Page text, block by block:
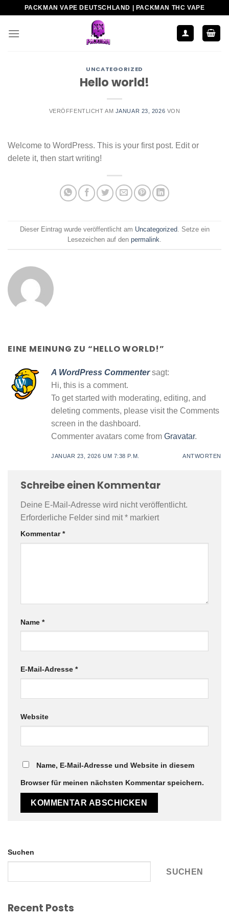
springen
PACKMAN VAPE DEUTSCHLAND | PACKMAN THC VAPE
UNCATEGORIZED
Hello world!
VERÖFFENTLICHT AM JANUAR 23, 2026 VON
Welcome to WordPress. This is your first post. Edit or
delete it, then start writing!
Dieser Eintrag wurde veröffentlicht am Uncategorized . Setze ein
Lesezeichen auf den permalink
EINE MEINUNG ZU “HELLO WORLD!”
A WordPress Commenter sagt:
Hi, this is a comment.
To get started with moderating, editing, and
deleting comments, please visit the Comments
screen in the dashboard.
Commenter avatars come from Gravatar.
JANUAR 23, 2026 UM 7:38 P.M. ANTWORTEN
Schreibe einen Kommentar
Deine E-Mail-Adresse wird nicht veröffentlicht.
Erforderliche Felder sind mit* markiert
Kommentar*
Name *
E-Mail-Adresse *
Website
Name, E-Mail-Adresse und Website in diesem
Browser für meinen nächsten Kommentar speichern.
Suchen
SUCHEN
Recent Posts